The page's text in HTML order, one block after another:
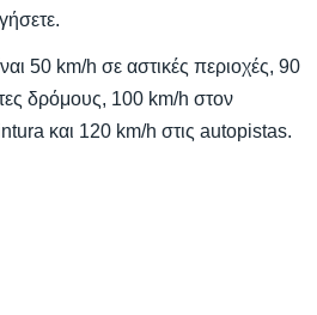
50 km/h σε αστικές περιοχές, 90
δρόμους, 100 km/h στον
και 120 km/h στις autopistas.